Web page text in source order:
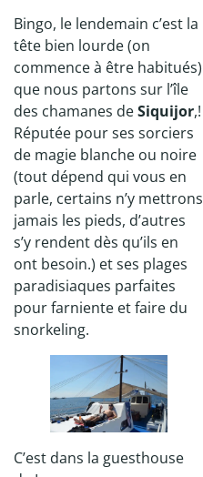
Bingo, le lendemain c’est la
tête bien lourde (on
commence à être habitués)
que nous partons sur l’île
des chamanes deSiquijor,!
Réputée pour ses sorciers
de magie blanche ou noire
(tout dépend qui vous en
parle, certains n’y mettrons
jamais les pieds, d’autres
s’y rendent dès qu’ils en
ont besoin.) et ses plages
paradisiaques parfaites
pour farniente et faire du
snorkeling.
C’est dans la guesthouse